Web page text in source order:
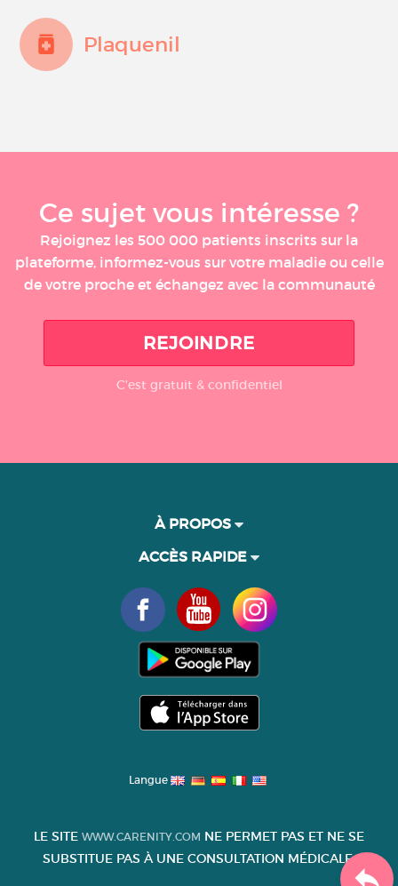
Plaquenil
Ce sujet vous intéresse ?
Rejoignez les 500 000 patients inscrits sur la
plateforme, informez-vous sur votre maladie ou celle
de votre proche et échangez avec la communauté
REJOINDRE
C'est gratuit & confidentiel
À PROPOS
ACCÈS RAPIDE
Langue
LE SITE WWW.CARENITY.COM NE PERMET PAS ET NE SE
SUBSTITUE PAS À UNE CONSULTATION MÉDICALE.